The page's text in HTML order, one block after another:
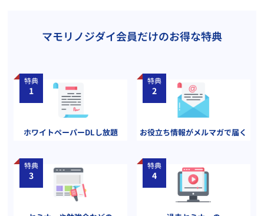
マモリノジダイ会員だけのお得な特典
特典
1
ホワイトペーパーDLし放題
特典
2
お役立ち情報がメルマガで届く
特典
3
特典
4